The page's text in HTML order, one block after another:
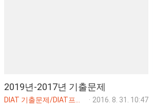
2019년-2017년 기출문제
· 2016. 8. 31. 10:47